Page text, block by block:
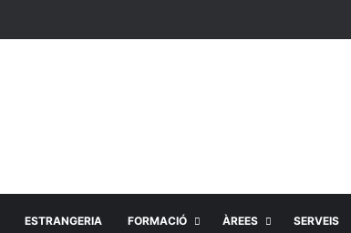
ESTRANGERIA FORMACIÓ ÀREES SERVEIS